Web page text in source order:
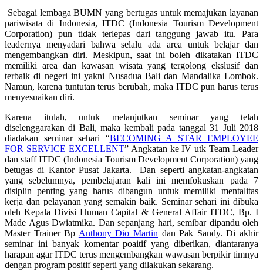
Sebagai lembaga BUMN yang bertugas untuk memajukan layanan
pariwisata di Indonesia, ITDC (Indonesia Tourism Development
Corporation) pun tidak terlepas dari tanggung jawab itu. Para
leadernya menyadari bahwa selalu ada area untuk belajar dan
mengembangkan diri. Meskipun, saat ini boleh dikatakan ITDC
memiliki area dan kawasan wisata yang tergolong ekslusif dan
terbaik di negeri ini yakni Nusadua Bali dan Mandalika Lombok.
Namun, karena tuntutan terus berubah, maka ITDC pun harus terus
menyesuaikan diri.
Karena itulah, untuk melanjutkan seminar yang telah
diselenggarakan di Bali, maka kembali pada tanggal 31 Juli 2018
diadakan seminar sehari “BECOMING A STAR EMPLOYEE
FOR SERVICE EXCELLENT” Angkatan ke IV utk Team Leader
dan staff ITDC (Indonesia Tourism Development Corporation) yang
betugas di Kantor Pusat Jakarta.
Dan seperti angkatan-angkatan
yang sebelumnya, pembelajaran kali ini memfokuskan pada 7
disiplin penting yang harus dibangun untuk memiliki mentalitas
kerja dan pelayanan yang semakin baik. Seminar sehari ini dibuka
oleh Kepala Divisi Human Capital & General Affair ITDC, Bp. I
Made Agus Dwiatmika. Dan sepanjang hari, semibar dipandu oleh
Master Trainer Bp Anthony Dio Martin dan Pak Sandy. Di akhir
seminar ini banyak komentar poaitif yang diberikan, diantaranya
harapan agar ITDC terus mengembangkan wawasan berpikir timnya
dengan program positif seperti yang dilakukan sekarang.